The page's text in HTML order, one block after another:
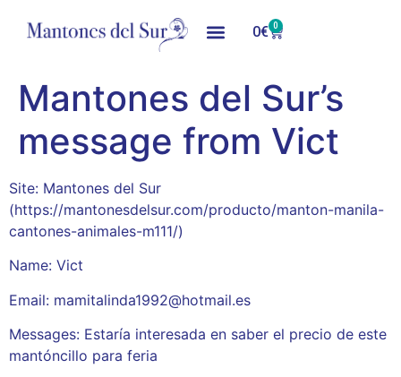
0€ 0
Mantones del Sur’s
message from Vict
Site: Mantones del Sur
(https://mantonesdelsur.com/producto/manton-manila-
cantones-animales-m111/)
Name: Vict
Email: mamitalinda1992@hotmail.es
Messages: Estaría interesada en saber el precio de este
mantóncillo para feria